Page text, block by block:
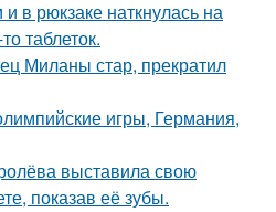
в рюкзаке наткнулась на
таблеток.
Миланы стар, прекратил
игры, Германия,
выставила свою
показав её зубы.